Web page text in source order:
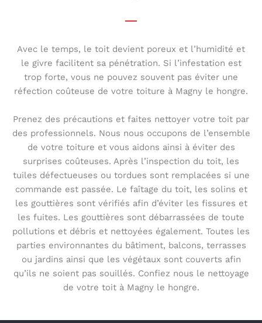
Avec le temps, le toit devient poreux et l’humidité et
le givre facilitent sa pénétration. Si l’infestation est
trop forte, vous ne pouvez souvent pas éviter une
réfection coûteuse de votre toiture à Magny le hongre.
Prenez des précautions et faites nettoyer votre toit par
des professionnels. Nous nous occupons de l’ensemble
de votre toiture et vous aidons ainsi à éviter des
surprises coûteuses. Après l’inspection du toit, les
tuiles défectueuses ou tordues sont remplacées si une
commande est passée. Le faîtage du toit, les solins et
les gouttières sont vérifiés afin d’éviter les fissures et
les fuites. Les gouttières sont débarrassées de toute
pollutions et débris et nettoyées également. Toutes les
parties environnantes du bâtiment, balcons, terrasses
ou jardins ainsi que les végétaux sont couverts afin
qu’ils ne soient pas souillés. Confiez nous le nettoyage
de votre toit à Magny le hongre.